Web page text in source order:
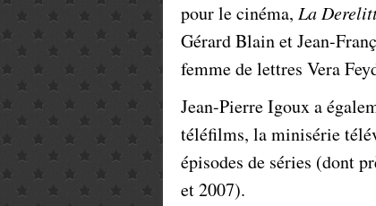
pour le cinéma, La
Gérard Blain et Jean-
femme de lettres Vera
Jean-Pierre Igoux a
téléfilms, la minisérie
épisodes de séries (dont
et 2007).